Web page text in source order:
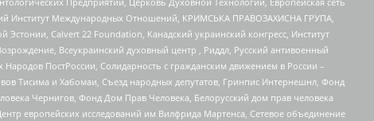
Институт Международных Отношений, КРИМСЬКА ПРАВОЗАХИСНА ГРУПА,
Calvert 22 Foundation, Канадский украинский конгресс, Институт
Всеукраинский духовный центр , Риддл, Русский антивоенный
ПостРоссии, Солидарность с гражданским движением в России –
Тисима и Хабомаи, Съезд народных депутатов, Гринпис Интернешнл, Фонд
Чернигов, Фонд Дом Прав Человека, Белорусский дом прав человека
европейских исследований им Вилфрида Мартенса, Сетевое объединение